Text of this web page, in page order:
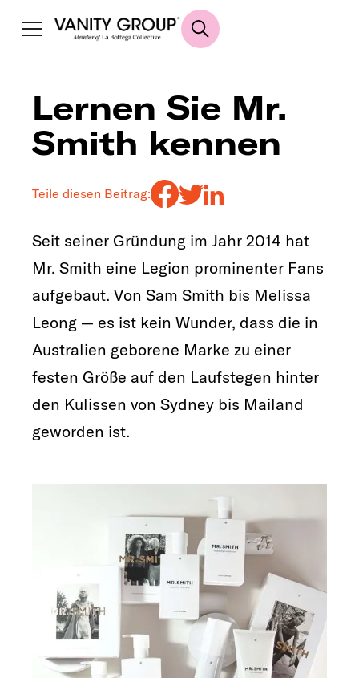
Lernen Sie Mr.
Smith kennen
Teile diesen Beitrag:
Seit seiner Gründung im Jahr 2014 hat
Mr. Smith eine Legion prominenter Fans
aufgebaut. Von Sam Smith bis Melissa
Leong — es ist kein Wunder, dass die in
Australien geborene Marke zu einer
festen Größe auf den Laufstegen hinter
den Kulissen von Sydney bis Mailand
geworden ist.